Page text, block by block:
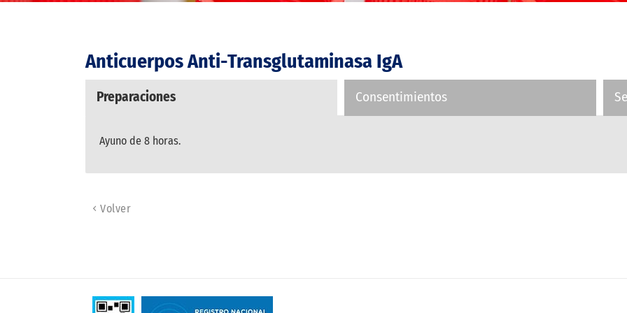
Anticuerpos Anti-Transglutaminasa IgA
Preparaciones Consentimientos
Ayuno de 8 horas.
Volver